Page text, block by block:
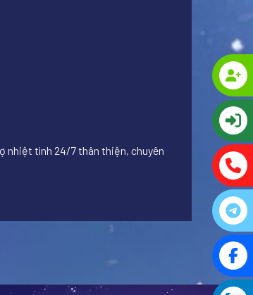
nhiệt tình 24/7 thân thiện, chuyên